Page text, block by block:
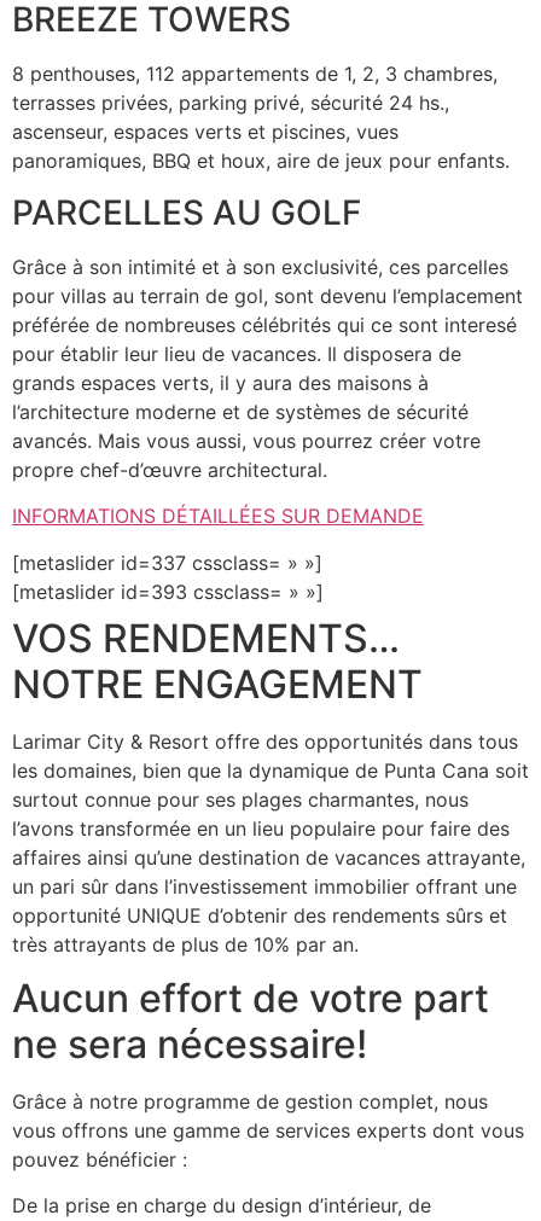
BREEZE TOWERS
8 penthouses, 112 appartements de 1, 2, 3 chambres,
terrasses privées, parking privé, sécurité 24 hs.,
ascenseur, espaces verts et piscines, vues
panoramiques, BBQ et houx, aire de jeux pour enfants.
PARCELLES AU GOLF
Grâce à son intimité et à son exclusivité, ces parcelles
pour villas au terrain de gol, sont devenu l’emplacement
préférée de nombreuses célébrités qui ce sont interesé
pour établir leur lieu de vacances. Il disposera de
grands espaces verts, il y aura des maisons à
l’architecture moderne et de systèmes de sécurité
avancés. Mais vous aussi, vous pourrez créer votre
propre chef-d’œuvre architectural.
INFORMATIONS DÉTAILLÉES SUR DEMANDE
[metaslider id=337 cssclass= » »]
[metaslider id=393 cssclass= » »]
VOS RENDEMENTS…
NOTRE ENGAGEMENT
Larimar City & Resort offre des opportunités dans tous
les domaines, bien que la dynamique de Punta Cana soit
surtout connue pour ses plages charmantes, nous
l’avons transformée en un lieu populaire pour faire des
affaires ainsi qu’une destination de vacances attrayante,
un pari sûr dans l’investissement immobilier offrant une
opportunité UNIQUE d’obtenir des rendements sûrs et
très attrayants de plus de 10% par an.
Aucun effort de votre part
ne sera nécessaire!
Grâce à notre programme de gestion complet, nous
vous offrons une gamme de services experts dont vous
pouvez bénéficier :
De la prise en charge du design d’intérieur, de